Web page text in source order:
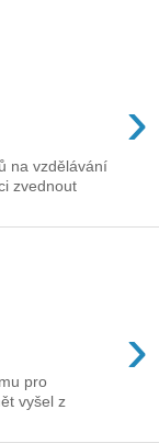
›
na vzdělávání
zvednout
›
pro
vyšel z